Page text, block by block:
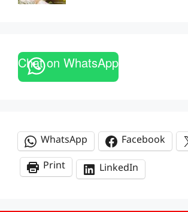
Chat on WhatsApp
WhatsApp Facebook
Print
LinkedIn